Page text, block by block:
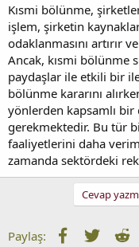
Kısmi bölünme,
işlem, şirketin
odaklanmasını artırır
Ancak, kısmi bölünme
paydaşlar ile etkili bir
bölünme kararını
yönlerden kapsamlı bir
gerekmektedir. Bu tür
faaliyetlerini daha
zamanda sektördeki
Cevap
Paylaş: Facebook
Twitter